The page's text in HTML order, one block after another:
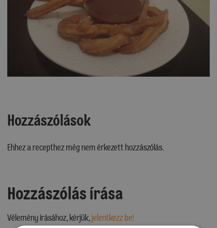
Hozzászólások
Ehhez a recepthez még nem érkezett hozzászólás.
Hozzászólás írása
Vélemény írásához, kérjük,jelentkezz be!